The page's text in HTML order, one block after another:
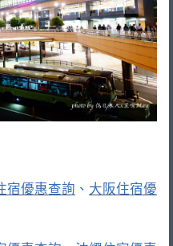
宿優惠查詢 、 大阪住宿優